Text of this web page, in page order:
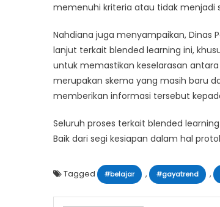
memenuhi kriteria atau tidak menjadi
Nahdiana juga menyampaikan, Dinas
lanjut terkait blended learning ini,
untuk memastikan keselarasan
merupakan skema yang masih baru
memberikan informasi tersebut
Seluruh proses terkait blended
Baik dari segi kesiapan dalam hal
Tagged #belajar , #gayatrend ,